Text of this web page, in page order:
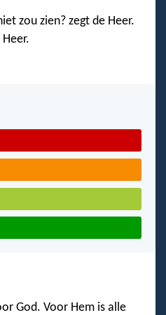
zou zien? zegt de Heer.
God. Voor Hem is alle